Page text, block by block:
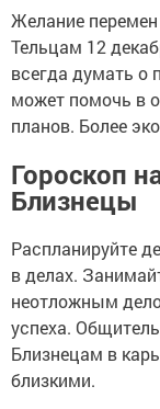
Желание
Тельцам 12
всегда думать о
может помочь в
планов. Более
Гороскоп
Близнецы
Распланируйте
в делах.
неотложным
успеха.
Близнецам в
близкими.